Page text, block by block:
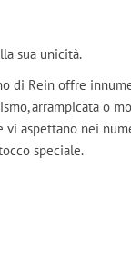
sua unicità.
di Rein offre
arrampicata o
aspettano nei
speciale.